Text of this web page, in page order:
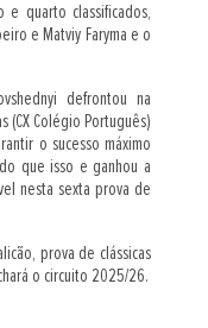
quarto classificados,
e Matviy Faryma e o
defrontou na
(CX Colégio Português)
o sucesso máximo
que isso e ganhou a
nesta sexta prova de
prova de clássicas
o circuito 2025/26.